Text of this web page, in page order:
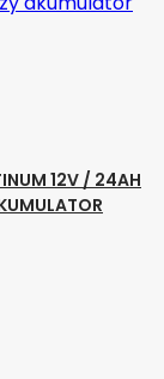
12V / 24AH